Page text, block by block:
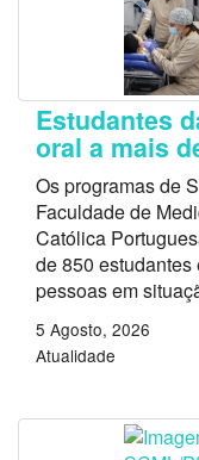
Estudantes
oral a mais
Os programas de
Faculdade de
Católica
de 850
pessoas em
5 Agosto, 2026
Atualidade